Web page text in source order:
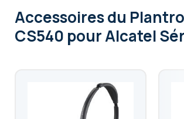
Accessoiresdu
CS540 pour Alcatel